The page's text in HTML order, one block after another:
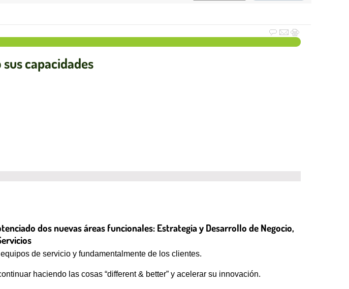
capacidades
dos nuevas áreas funcionales: Estrategia y Desarrollo de Negocio,
de servicio y fundamentalmente de los clientes.
haciendo las cosas “different & better” y acelerar su innovación.